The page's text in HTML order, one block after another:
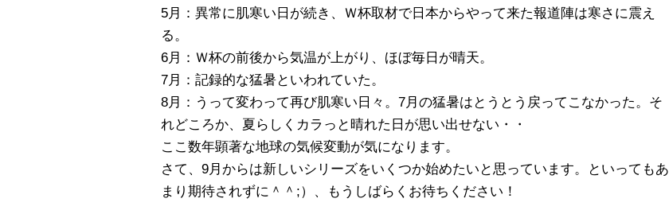
5月：異常に肌寒い日が続き、Ｗ杯取材で日本からやって来た報道陣は寒さに震え
る。
6月：Ｗ杯の前後から気温が上がり、ほぼ毎日が晴天。
7月：記録的な猛暑といわれていた。
8月：うって変わって再び肌寒い日々。7月の猛暑はとうとう戻ってこなかった。そ
れどころか、夏らしくカラっと晴れた日が思い出せない・・
ここ数年顕著な地球の気候変動が気になります。
さて、9月からは新しいシリーズをいくつか始めたいと思っています。といってもあ
まり期待されずに＾＾;）、もうしばらくお待ちください！